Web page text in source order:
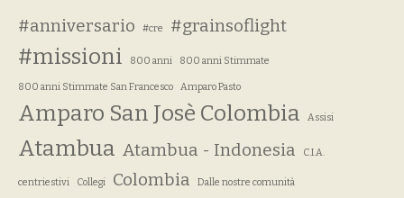
#anniversario #cre #grainsoflight
#missioni 800 anni 800 anni Stimmate
800 anni Stimmate San Francesco Amparo Pasto
Amparo San Josè Colombia Assisi
Atambua Atambua - Indonesia C.I.A.
centriestivi Collegi Colombia
Dalle nostre comunità